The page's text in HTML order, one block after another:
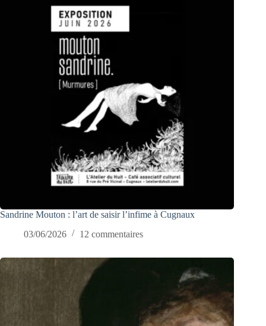
Sandrine Mouton : l’art de saisir l’infime à Cugnaux
03/06/2026
12 commentaires